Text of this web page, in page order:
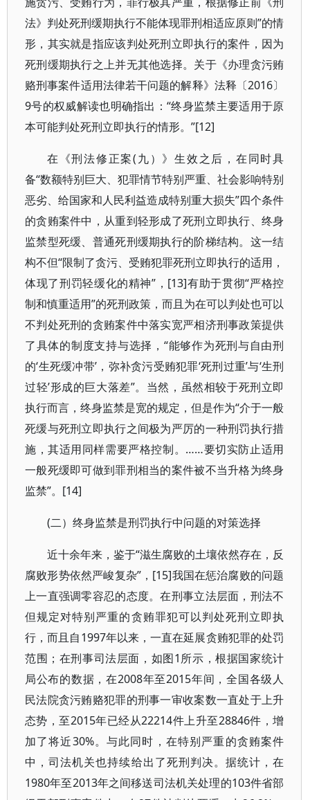
法》判处死刑缓期执行不能体现罪刑相适应原则”的情
形，其实就是指应该判处死刑立即执行的案件，因为
死刑缓期执行之上并无其他选择。关于《办理贪污贿
赂刑事案件适用法律若干问题的解释》法释〔2016〕
9号的权威解读也明确指出：“终身监禁主要适用于原
本可能判处死刑立即执行的情形。”[12]
在《刑法修正案(九）》生效之后，在同时具
备“数额特别巨大、犯罪情节特别严重、社会影响特别
恶劣、给国家和人民利益造成特别重大损失”四个条件
的贪贿案件中，从重到轻形成了死刑立即执行、终身
监禁型死缓、普通死刑缓期执行的阶梯结构。这一结
构不但“限制了贪污、受贿犯罪死刑立即执行的适用，
体现了刑罚轻缓化的精神”，[13]有助于贯彻“严格控
制和慎重适用”的死刑政策，而且为在可以判处也可以
不判处死刑的贪贿案件中落实宽严相济刑事政策提供
了具体的制度支持与选择，“能够作为死刑与自由刑
的‘生死缓冲带’，弥补贪污受贿犯罪‘死刑过重’与‘生刑
过轻’形成的巨大落差”。当然，虽然相较于死刑立即
执行而言，终身监禁是宽的规定，但是作为“介于一般
死缓与死刑立即执行之间极为严厉的一种刑罚执行措
施，其适用同样需要严格控制。……要切实防止适用
一般死缓即可做到罪刑相当的案件被不当升格为终身
监禁”。[14]
(二）终身监禁是刑罚执行中问题的对策选择
近十余年来，鉴于“滋生腐败的土壤依然存在，反
腐败形势依然严峻复杂”，[15]我国在惩治腐败的问题
上一直强调零容忍的态度。在刑事立法层面，刑法不
但规定对特别严重的贪贿罪犯可以判处死刑立即执
行，而且自1997年以来，一直在延展贪贿犯罪的处罚
范围；在刑事司法层面，如图1所示，根据国家统计
局公布的数据，在2008年至2015年间，全国各级人
民法院贪污贿赂犯罪的刑事一审收案数一直处于上升
态势，至2015年已经从22214件上升至28846件，增
加了将近30%。与此同时，在特别严重的贪贿案件
中，司法机关也持续给出了死刑判决。据统计，在
1980年至2013年之间移送司法机关处理的103件省部